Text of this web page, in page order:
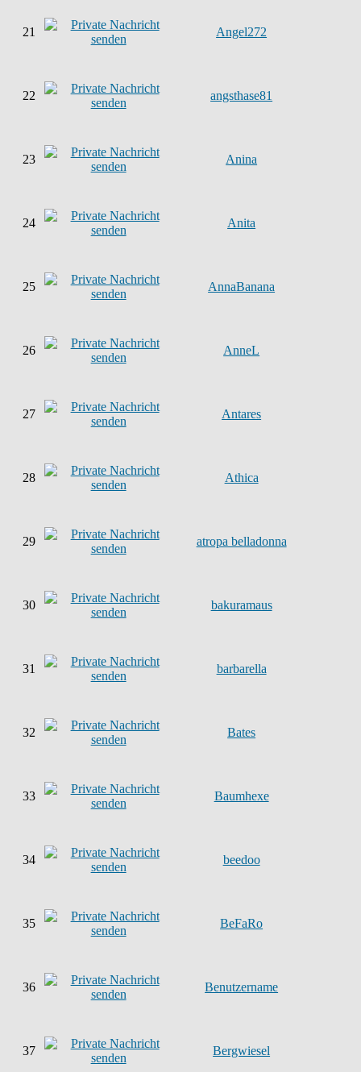
21 Angel272
22 angsthase81
23 Anina
24 Anita
25 AnnaBanana
26 AnneL
27 Antares
28 Athica
29 atropa belladonna
30 bakuramaus
31 barbarella
32 Bates
33 Baumhexe
34 beedoo
35 BeFaRo
36 Benutzername
37 Bergwiesel